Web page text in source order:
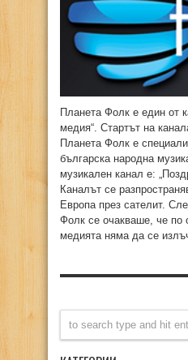
Планета Фолк е един от
медия“. Стартът на
Планета Фолк е
българска народна
музикален канал е:
Каналът се
Европа през сателит.
Фолк се очакваше, че по
медията няма да се